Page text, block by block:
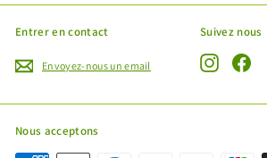
Offre spéciale Fête des
Entrer en contact
Envoyez-nous un email
Suivez nous
Instagram
Nous acceptons